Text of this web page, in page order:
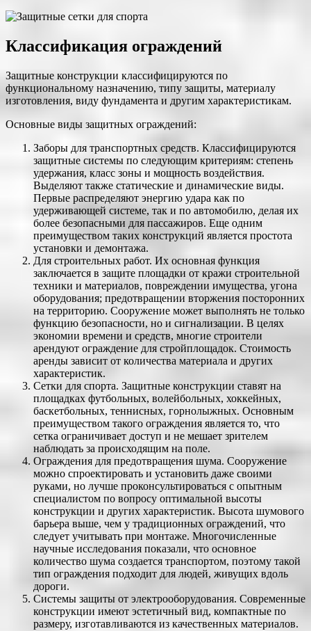
Классификация ограждений
Защитные конструкции классифицируются по
функциональному назначению, типу защиты, материалу
изготовления, виду фундамента и другим характеристикам.
Основные виды защитных ограждений:
Заборы для транспортных средств. Классифицируются
защитные системы по следующим критериям: степень
удержания, класс зоны и мощность воздействия.
Выделяют также статические и динамические виды.
Первые распределяют энергию удара как по
удерживающей системе, так и по автомобилю, делая их
более безопасными для пассажиров. Еще одним
преимуществом таких конструкций является простота
установки и демонтажа.
Для строительных работ. Их основная функция
заключается в защите площадки от кражи строительной
техники и материалов, повреждении имущества, угона
оборудования; предотвращении вторжения посторонних
на территорию. Сооружение может выполнять не только
функцию безопасности, но и сигнализации. В целях
экономии времени и средств, многие строители
арендуют ограждение для стройплощадок. Стоимость
аренды зависит от количества материала и других
характеристик.
Сетки для спорта. Защитные конструкции ставят на
площадках футбольных, волейбольных, хоккейных,
баскетбольных, теннисных, горнолыжных. Основным
преимуществом такого ограждения является то, что
сетка ограничивает доступ и не мешает зрителем
наблюдать за происходящим на поле.
Ограждения для предотвращения шума. Сооружение
можно спроектировать и установить даже своими
руками, но лучше проконсультироваться с опытным
специалистом по вопросу оптимальной высоты
конструкции и других характеристик. Высота шумового
барьера выше, чем у традиционных ограждений, что
следует учитывать при монтаже. Многочисленные
научные исследования показали, что основное
количество шума создается транспортом, поэтому такой
тип ограждения подходит для людей, живущих вдоль
дороги.
Системы защиты от электрооборудования. Современные
конструкции имеют эстетичный вид, компактные по
размеру, изготавливаются из качественных материалов.